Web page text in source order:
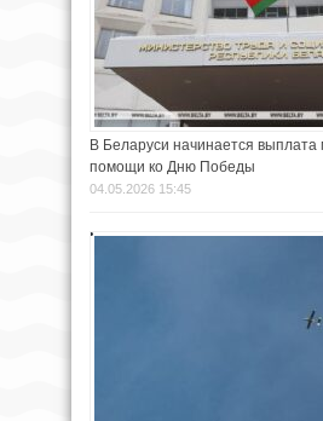
В Беларуси начинается выплата
помощи ко Дню Победы
04.05.2026 15:45